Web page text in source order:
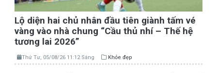
Lộ diện hai chủ nhân đầu tiên giành tấm vé
vàng vào nhà chung “Cầu thủ nhí – Thế hệ
tương lai 2026”
Thứ Tư, 05/08/26 11:12 Sáng Khỏe đẹp